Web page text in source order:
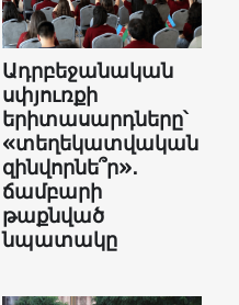
Ադրբեջանական
սփյուռքի
երիտասարդները՝
«տեղեկատվական
զինվորնե՞ր»․
ճամբարի
թաքնված
նպատակը